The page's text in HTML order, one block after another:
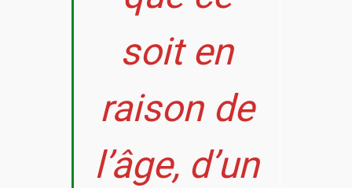
soit en
raison de
l’âge, d’un